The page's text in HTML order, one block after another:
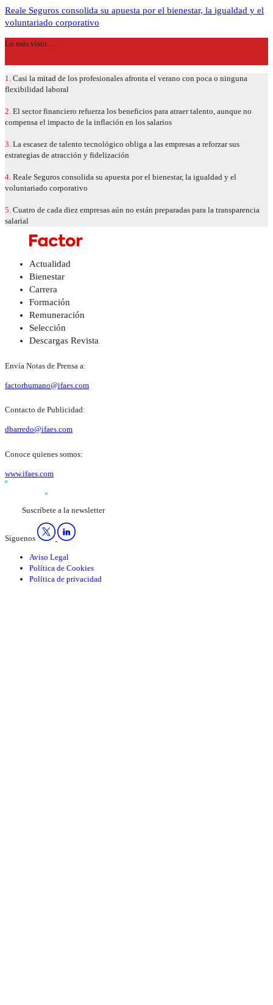
Reale Seguros consolida su apuesta por el bienestar, la igualdad y el
voluntariado corporativo
Lo más visto…
1. Casi la mitad de los profesionales afronta el verano con poca o ninguna
flexibilidad laboral
2. El sector financiero refuerza los beneficios para atraer talento, aunque no
compensa el impacto de la inflación en los salarios
3. La escasez de talento tecnológico obliga a las empresas a reforzar sus
estrategias de atracción y fidelización
4. Reale Seguros consolida su apuesta por el bienestar, la igualdad y el
voluntariado corporativo
5. Cuatro de cada diez empresas aún no están preparadas para la transparencia
salarial
Actualidad
Bienestar
Carrera
Formación
Remuneración
Selección
Descargas Revista
Envía Notas de Prensa a:
factorhumano@ifaes.com
Contacto de Publicidad:
dbarredo@ifaes.com
Conoce quienes somos:
www.ifaes.com
Suscríbete a la newsletter
Síguenos
Aviso Legal
Política de Cookies
Política de privacidad